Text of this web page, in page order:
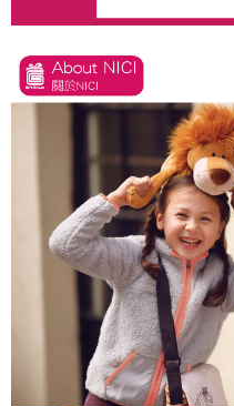
にご連絡ください。上記に示した
てAFTEEにご提供いただく、ま
択しないでください。